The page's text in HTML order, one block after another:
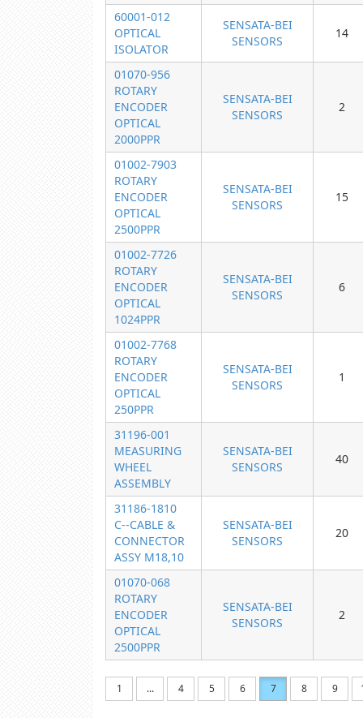
60001-012
OPTICAL
ISOLATOR
SENSATA-BEI
SENSORS
14
01070-956
ROTARY
ENCODER
OPTICAL
2000PPR
SENSATA-BEI
SENSORS
2
01002-7903
ROTARY
ENCODER
OPTICAL
2500PPR
SENSATA-BEI
SENSORS
15
01002-7726
ROTARY
ENCODER
OPTICAL
1024PPR
SENSATA-BEI
SENSORS
6
01002-7768
ROTARY
ENCODER
OPTICAL
250PPR
SENSATA-BEI
SENSORS
1
31196-001
MEASURING
WHEEL
ASSEMBLY
SENSATA-BEI
SENSORS
40
31186-1810
C--CABLE &
CONNECTOR
ASSY M18,10
SENSATA-BEI
SENSORS
20
01070-068
ROTARY
ENCODER
OPTICAL
2500PPR
SENSATA-BEI
SENSORS
2
1 ... 4 5 6 7 8 9